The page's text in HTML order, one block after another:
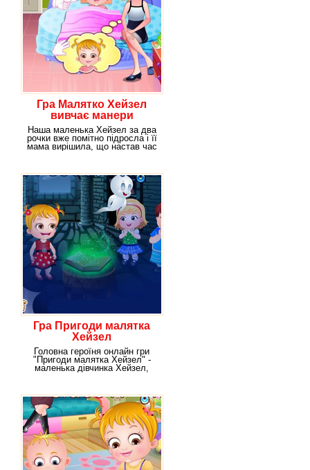
Гра Малятко Хейзел
вивчає манери
Наша маленька Хейзел за два
рочки вже помітно підросла і її
мама вирішила, що настав час
Гра Пригоди малятка
Хейзел
Головна героїня онлайн гри
"Пригоди малятка Хейзел" -
маленька дівчинка Хейзел,